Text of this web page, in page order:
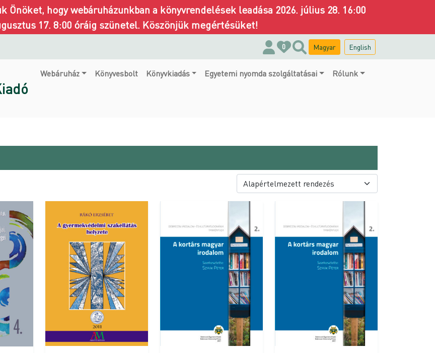
hogy webáruházunkban a könyvrendelések leadása 2026. július 28. 16:00
17. 8:00 óráig szünetel. Köszönjük megértésüket!
0 Magyar English
Webáruház Könyvesbolt Könyvkiadás Egyetemi nyomda szolgáltatásai Rólunk